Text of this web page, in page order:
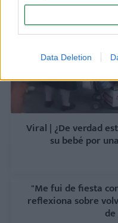
Data Deletion
Viral | ¿De verdad
su bebé por
"Me fui de fiesta
reflexiona sobre